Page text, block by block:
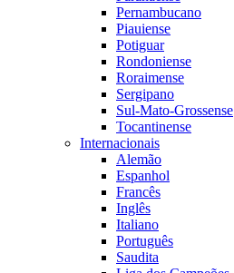
Pernambucano
Piauiense
Potiguar
Rondoniense
Roraimense
Sergipano
Sul-Mato-Grossense
Tocantinense
Internacionais
Alemão
Espanhol
Francês
Inglês
Italiano
Português
Saudita